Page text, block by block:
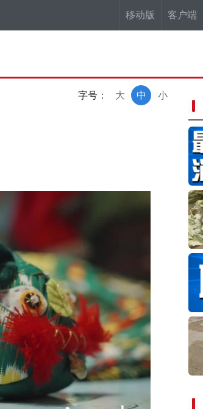
移动版 客户端
字号： 小
中
大